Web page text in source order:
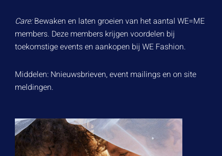
Care:Bewaken en laten groeien van het aantal WE=ME
members. Deze members krijgen voordelen bij
toekomstige events en aankopen bij WE Fashion.
Middelen: Nnieuwsbrieven, event mailings en on site
meldingen.